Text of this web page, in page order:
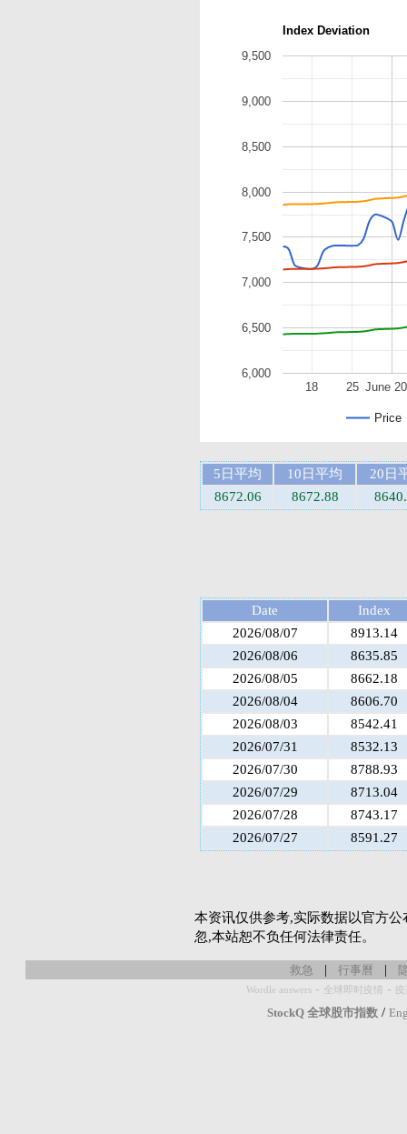
Index Deviation
Price
June
18 25
6,000
6,500
7,000
7,500
8,000
8,500
9,000
9,500
5日平均 10日平均
20日
8672.06
8672.88
Date
Index
2026/08/07
8913.14
2026/08/06
8635.85
2026/08/05
8662.18
2026/08/04
8606.70
2026/08/03
8542.41
2026/07/31
8532.13
2026/07/30
8788.93
2026/07/29
8713.04
2026/07/28
8743.17
2026/07/27
8591.27
本资讯仅供参考,实际数据以官方
忽,本站恕不负任何法律责任。
救急 | 行事曆 |
Wordle answers - 全球即时疫情 -
StockQ 全球股市指数 /